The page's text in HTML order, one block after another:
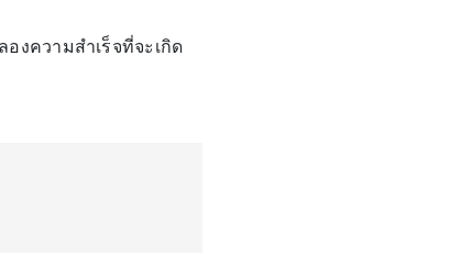
งความสำเร็จที่จะเกิด